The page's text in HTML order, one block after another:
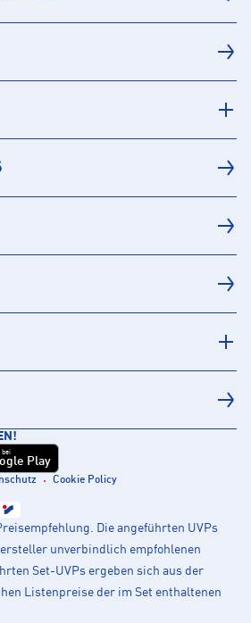
bei
Play
Cookie Policy
Die angeführten UVPs
unverbindlich empfohlenen
Set-UVPs ergeben sich aus der
Listenpreise der im Set enthaltenen